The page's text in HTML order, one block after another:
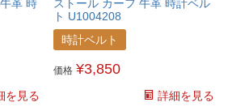
革 時
を見る
ストール カーフ 牛革 時計ベル
ト U1004208
時計ベルト
価格 ¥3,850
詳細を見る